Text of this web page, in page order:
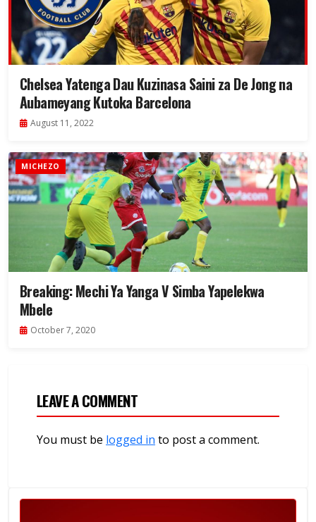
Chelsea Yatenga Dau Kuzinasa Saini za De Jong na
Aubameyang Kutoka Barcelona
August 11, 2022
MICHEZO
Breaking: Mechi Ya Yanga V Simba Yapelekwa
Mbele
October 7, 2020
LEAVE A COMMENT
You must be logged in to post a comment.